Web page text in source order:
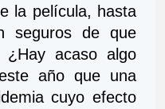
la película, hasta
seguros de que
acaso algo
año que una
cuyo efecto